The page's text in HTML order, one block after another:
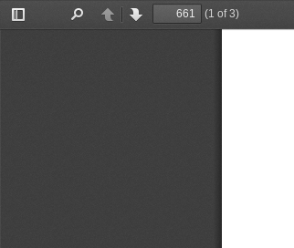
Toggle
PreviousNext
(1 of 3)